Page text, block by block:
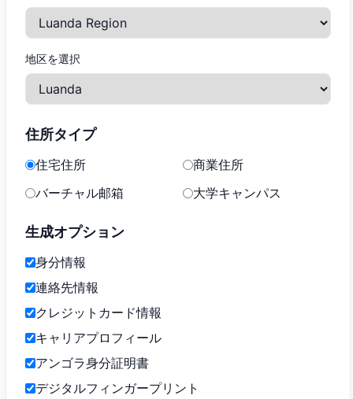
地区を選択
住所タイプ
住宅住所
商業住所
バーチャル邮箱
大学キャンパス
生成オプション
身分情報
連絡先情報
クレジットカード情報
キャリアプロフィール
アンゴラ身分証明書
デジタルフィンガープリント